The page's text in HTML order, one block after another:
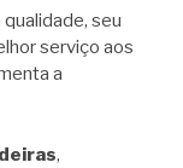
seu
serviço aos
a
,